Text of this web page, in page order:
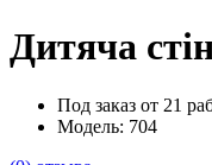
Дитяча
Под заказ от 21
Модель: 704